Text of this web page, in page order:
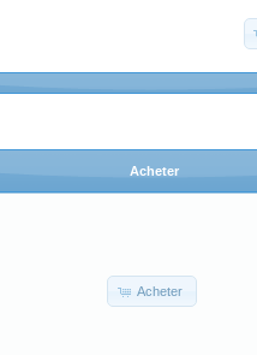
Acheter
Acheter